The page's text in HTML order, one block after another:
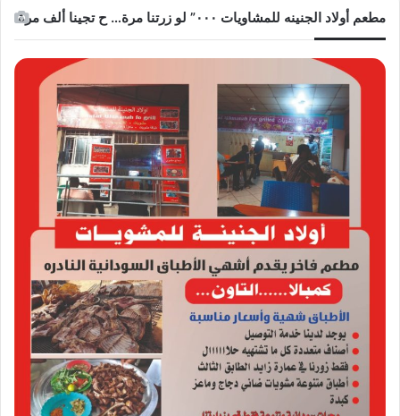
مطعم أولاد الجنينه للمشاويات ٠٠٠” لو زرتنا مرة… ح تجينا ألف مرة